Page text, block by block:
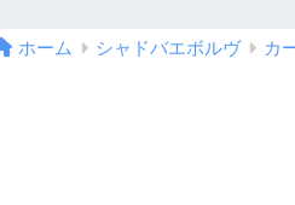
ホーム シャドバエボルヴ カ